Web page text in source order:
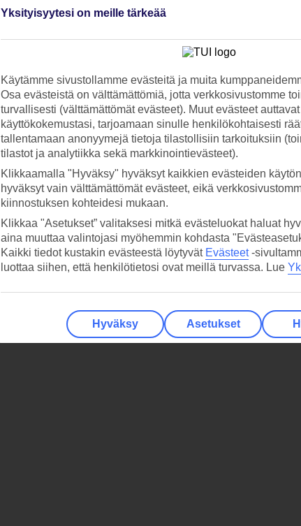
Yksityisyytesi on meille tärkeää
Käytämme sivustollamme evästeitä ja muita
Osa evästeistä on välttämättömiä, jotta verkkosivustomme
turvallisesti (välttämättömät evästeet). Muut evästeet
käyttökokemustasi, tarjoamaan sinulle henkilökohtaisesti
tallentamaan anonyymejä tietoja tilastollisiin tarkoituksiin
tilastot ja analytiikka sekä markkinointievästeet).
Klikkaamalla "Hyväksy" hyväksyt kaikkien evästeiden
hyväksyt vain välttämättömät evästeet, eikä
kiinnostuksen kohteidesi mukaan.
Klikkaa "Asetukset” valitaksesi mitkä evästeluokat haluat
aina muuttaa valintojasi myöhemmin kohdasta
Kaikki tiedot kustakin evästeestä löytyvät Evästeet-
luottaa siihen, että henkilötietosi ovat meillä turvassa. Lue
Hyväksy Asetukset